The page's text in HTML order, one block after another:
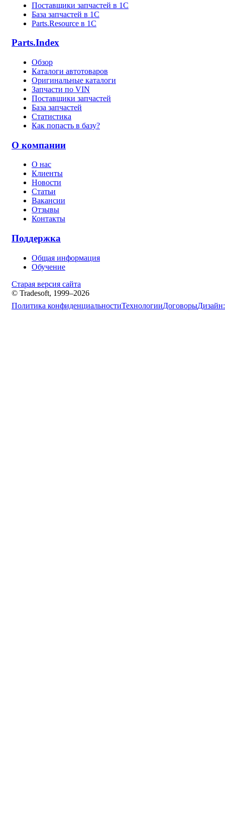
Поставщики запчастей в 1C
База запчастей в 1С
Parts.Resource в 1C
Parts.Index
Обзор
Каталоги автотоваров
Оригинальные каталоги
Запчасти по VIN
Поставщики запчастей
База запчастей
Статистика
Как попасть в базу?
О компании
О нас
Клиенты
Новости
Статьи
Вакансии
Отзывы
Контакты
Поддержка
Общая информация
Обучение
Старая версия сайта
© Tradesoft, 1999–2026
Политика конфиденциальностиТехнологииДоговорыДизайн: